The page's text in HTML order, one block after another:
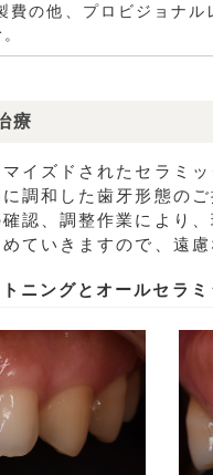
の他、プロビジョナ
療
イズドされたセラミ
調和した歯牙形態の
認、調整作業により
ていきますので、遠慮
ニングとオールセラ